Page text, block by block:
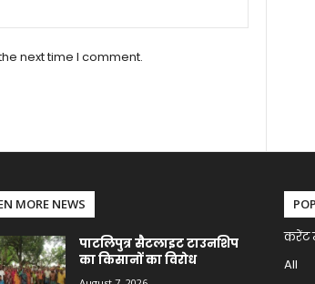
next time I comment.
MORE NEWS
पाटलिपुत्र सैटलाइट टाउनशिप
का किसानों का विरोध
करेंट
All